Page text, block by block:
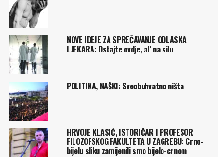
NOVE IDEJE ZA SPREČAVANJE ODLASKA
LJEKARA: Ostajte ovdje, al’ na silu
POLITIKA, NAŠKI: Sveobuhvatno ništa
HRVOJE KLASIĆ, ISTORIČAR I PROFESOR
FILOZOFSKOG FAKULTETA U ZAGREBU: Crno-
bijelu sliku zamijenili smo bijelo-crnom